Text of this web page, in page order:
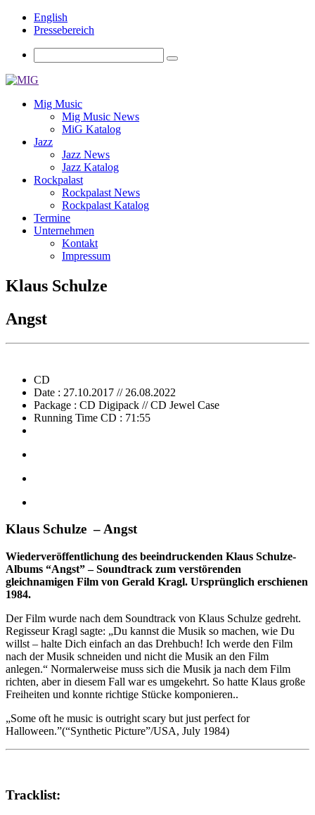
English
Pressebereich
Mig Music
Mig Music News
MiG Katalog
Jazz
Jazz News
Jazz Katalog
Rockpalast
Rockpalast News
Rockpalast Katalog
Termine
Unternehmen
Kontakt
Impressum
Klaus Schulze
Angst
CD
Date : 27.10.2017 // 26.08.2022
Package : CD Digipack // CD Jewel Case
Running Time CD : 71:55
Klaus Schulze – Angst
Wiederveröffentlichung des beeindruckenden Klaus Schulze-
Albums “Angst” – Soundtrack zum verstörenden
gleichnamigen Film von Gerald Kragl. Ursprünglich erschienen
1984.
Der Film wurde nach dem Soundtrack von Klaus Schulze gedreht.
Regisseur Kragl sagte: „Du kannst die Musik so machen, wie Du
willst – halte Dich einfach an das Drehbuch! Ich werde den Film
nach der Musik schneiden und nicht die Musik an den Film
anlegen.“ Normalerweise muss sich die Musik ja nach dem Film
richten, aber in diesem Fall war es umgekehrt. So hatte Klaus große
Freiheiten und konnte richtige Stücke komponieren..
„Some oft he music is outright scary but just perfect for
Halloween.”(“Synthetic Picture”/USA, July 1984)
Tracklist: